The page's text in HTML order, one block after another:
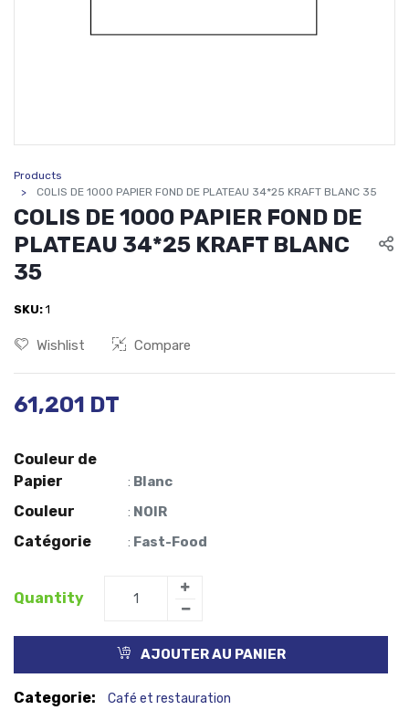
Products
COLIS DE 1000 PAPIER FOND DE PLATEAU 34*25 KRAFT BLANC 35
COLIS DE 1000 PAPIER FOND DE
PLATEAU 34*25 KRAFT BLANC
35
SKU: 1
Wishlist Compare
61,201 DT
Couleur de
Papier
: Blanc
Couleur : NOIR
Catégorie : Fast-Food
Quantity
AJOUTER AU PANIER
Categorie: Café et restauration